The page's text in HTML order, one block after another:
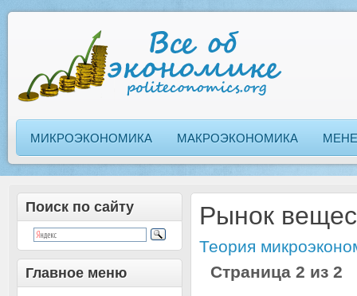
МИКРОЭКОНОМИКА МАКРОЭКОНОМИКА
Поиск по сайту
Главное меню
Рынок
Теория
Страница 2 из 2